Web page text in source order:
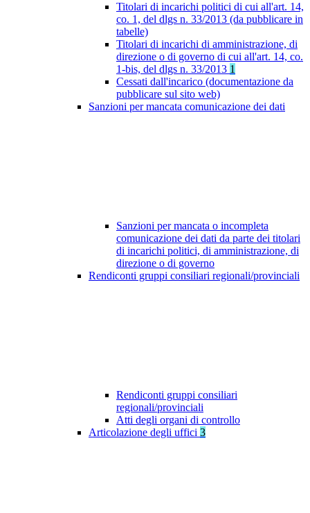
Titolari di incarichi politici di cui all'art. 14,
co. 1, del dlgs n. 33/2013 (da pubblicare in
tabelle)
Titolari di incarichi di amministrazione, di
direzione o di governo di cui all'art. 14, co.
1-bis, del dlgs n. 33/2013 1
Cessati dall'incarico (documentazione da
pubblicare sul sito web)
Sanzioni per mancata comunicazione dei dati
Sanzioni per mancata o incompleta
comunicazione dei dati da parte dei titolari
di incarichi politici, di amministrazione, di
direzione o di governo
Rendiconti gruppi consiliari regionali/provinciali
Rendiconti gruppi consiliari
regionali/provinciali
Atti degli organi di controllo
Articolazione degli uffici 3